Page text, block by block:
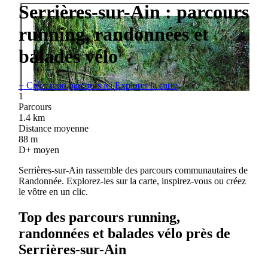
Serrières-sur-Ain : parcours
running, randonnées et
balades vélo
+Créer mon parcours iciExplorer la carte
1
Parcours
1.4 km
Distance moyenne
88 m
D+ moyen
Serrières-sur-Ain rassemble des parcours communautaires de
Randonnée. Explorez-les sur la carte, inspirez-vous ou créez
le vôtre en un clic.
Top des parcours running,
randonnées et balades vélo près de
Serrières-sur-Ain